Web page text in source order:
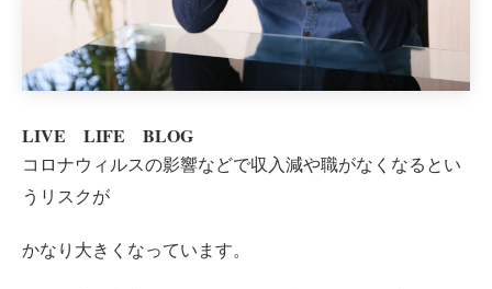
LIVE LIFE BLOG
コロナウィルスの影響などで収入減や職がなくなるとい
うリスクが
かなり大きくなっています。